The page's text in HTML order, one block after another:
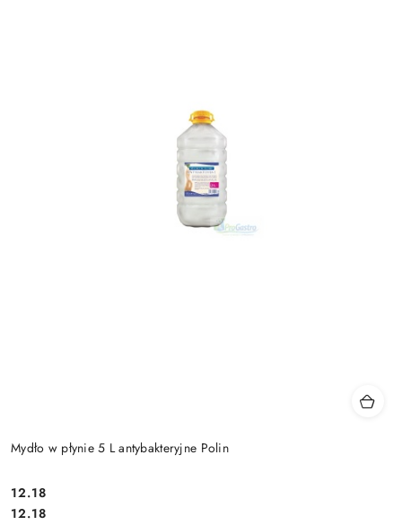
Mydło w płynie 5 L antybakteryjne Polin
Cena:
12.18
Cena:
12.18